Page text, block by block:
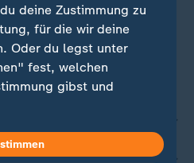
deine Zustimmung zu
für die wir deine
Oder du legst unter
fest, welchen
gibst und
widerrufen oder ändern.